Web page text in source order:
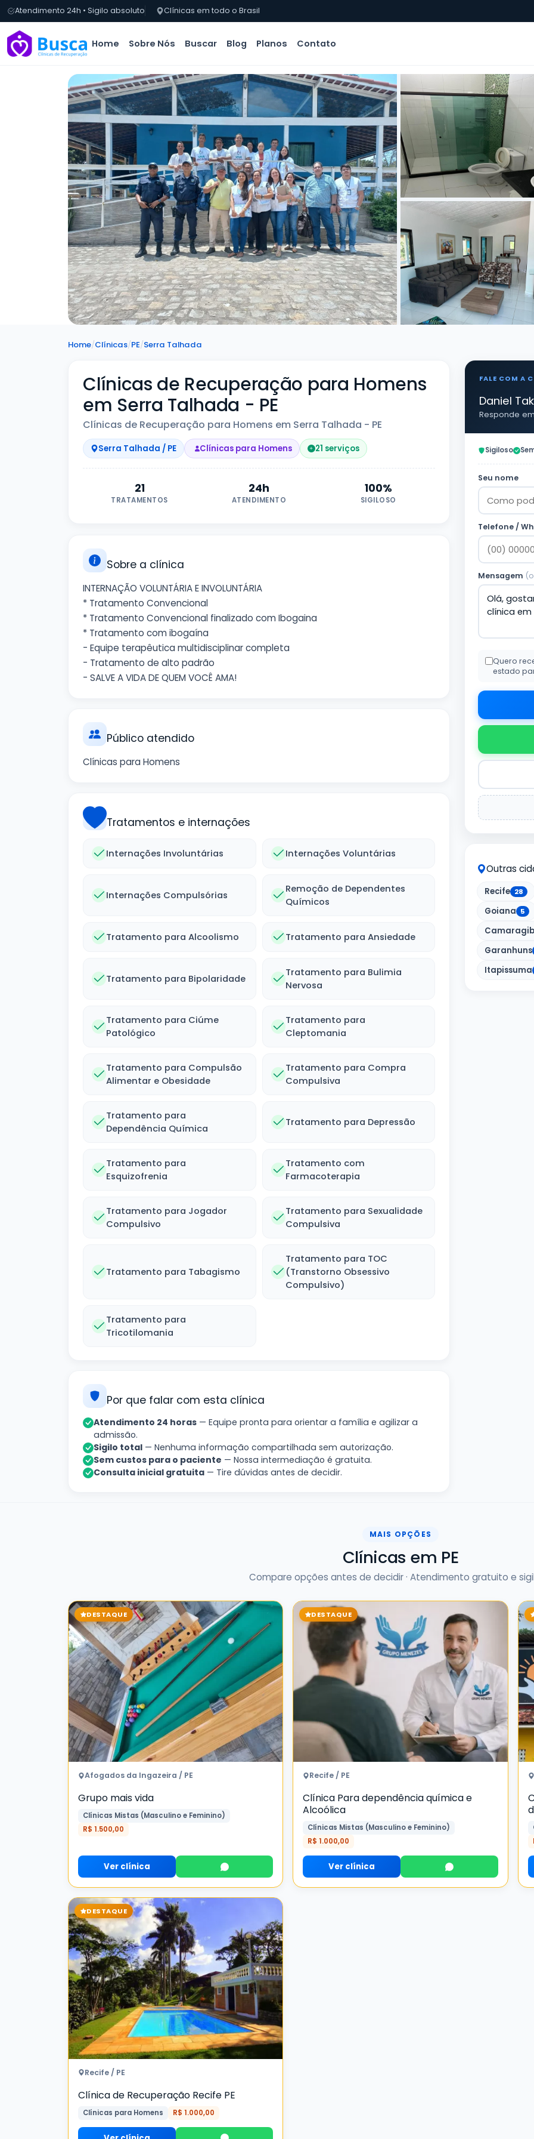
Atendimento 24h • Sigilo absoluto Clínicas em todo o Brasil
Home Sobre Nós Buscar Blog Planos Contato
Home/Clínicas/PE/Serra Talhada
Clínicas de Recuperação para Homens
em Serra Talhada - PE
Clínicas de Recuperação para Homens em Serra Talhada - PE
Serra Talhada / PE Clínicas para Homens 21 serviços
21
TRATAMENTOS
24h
ATENDIMENTO
100%
SIGILOSO
Sobre a clínica
INTERNAÇÃO VOLUNTÁRIA E INVOLUNTÁRIA
* Tratamento Convencional
* Tratamento Convencional finalizado com Ibogaina
* Tratamento com ibogaína
- Equipe terapêutica multidisciplinar completa
- Tratamento de alto padrão
- SALVE A VIDA DE QUEM VOCÊ AMA!
Público atendido
Clínicas para Homens
Tratamentos e internações
Internações Involuntárias Internações Voluntárias
Internações Compulsórias
Remoção de Dependentes
Químicos
Tratamento para Alcoolismo Tratamento para Ansiedade
Tratamento para Bipolaridade
Tratamento para Bulimia
Nervosa
Tratamento para Ciúme
Patológico
Tratamento para
Cleptomania
Tratamento para Compulsão
Alimentar e Obesidade
Tratamento para Compra
Compulsiva
Tratamento para
Dependência Química
Tratamento para Depressão
Tratamento para
Esquizofrenia
Tratamento com
Farmacoterapia
Tratamento para Jogador
Compulsivo
Tratamento para Sexualidade
Compulsiva
Tratamento para Tabagismo
Tratamento para TOC
(Transtorno Obsessivo
Compulsivo)
Tratamento para
Tricotilomania
Por que falar com esta clínica
Atendimento 24 horas — Equipe pronta para orientar a família e agilizar a
admissão.
Sigilo total — Nenhuma informação compartilhada sem autorização.
Sem custos para o paciente — Nossa intermediação é gratuita.
Consulta inicial gratuita — Tire dúvidas antes de decidir.
FALE COM A
Daniel
Responde
Sigiloso
Seu nome
Telefone /
Mensagem
Quero
estado
Outras
Recife 28
Goiana 5
Garanhuns
Itapissuma
MAIS OPÇÕES
Clínicas em PE
Compare opções antes de decidir · Atendimento gratuito e
DESTAQUE
Afogados da Ingazeira / PE
Grupo mais vida
Clínicas Mistas (Masculino e Feminino)
R$ 1.500,00
Ver clínica
DESTAQUE
Recife / PE
Clínica Para dependência química e
Alcoólica
Clínicas Mistas (Masculino e Feminino)
R$ 1.000,00
Ver clínica
DESTAQUE
Recife / PE
Clínica de Recuperação Recife PE
Clínicas para Homens R$ 1.000,00